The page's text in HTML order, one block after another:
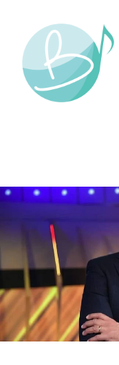
content